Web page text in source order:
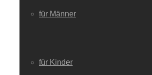
für Männer
für Kinder